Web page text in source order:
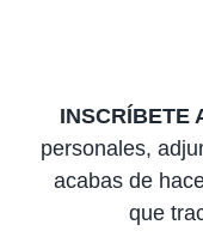
INSCRÍBETE
personales,
acabas de
que